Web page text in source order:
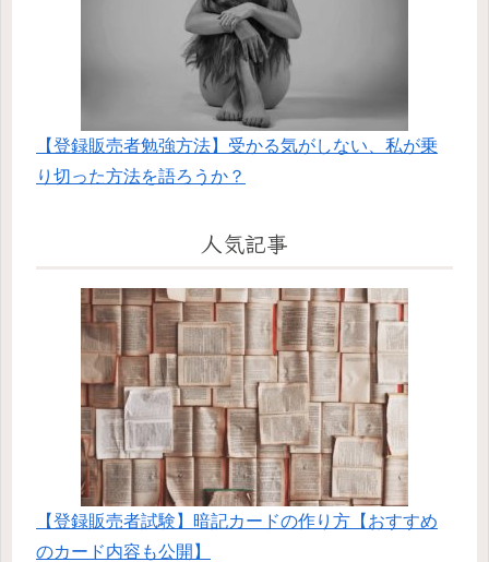
【登録販売者勉強方法】受かる気がしない、私が乗
り切った方法を語ろうか？
人気記事
【登録販売者試験】暗記カードの作り方【おすすめ
のカード内容も公開】